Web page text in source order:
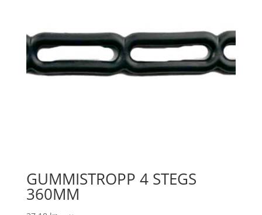
GUMMISTROPP 4 STEGS
360MM